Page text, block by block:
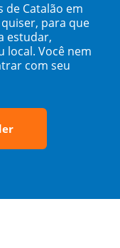
de Catalão em
para que
estudar,
Você nem
com seu